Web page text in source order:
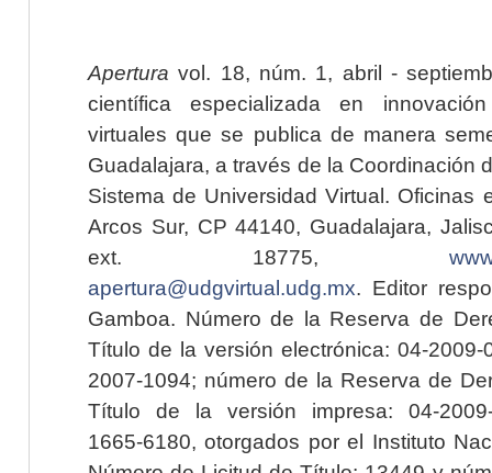
Apertura vol. 18, núm. 1, abril -
científica especializada en
virtuales que se publica de manera
Guadalajara, a través de la Coordinación
Sistema de Universidad Virtual. Oficinas
Arcos Sur, CP 44140, Guadalajara,
ext. 18775,
apertura@udgvirtual.udg.mx. Editor
Gamboa. Número de la Reserva de
Título de la versión electrónica: 04-2009-
2007-1094; número de la Reserva de
Título de la versión impresa: 04-2009-
1665-6180, otorgados por el Instituto